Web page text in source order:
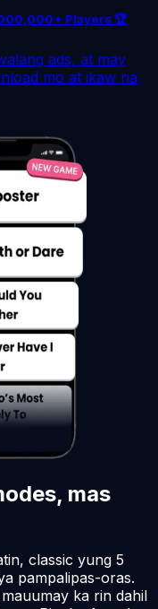
Players 🏆
ads, at may
mo at ikaw na
mas
classic yung 5
pampalipas-oras.
ka rin dahil